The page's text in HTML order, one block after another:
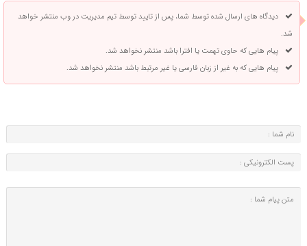
دیدگاه های ارسال شده توسط شما، پس از تایید توسط تیم مدیریت در وب منتشر خواهد
شد.
پیام هایی که حاوی تهمت یا افترا باشد منتشر نخواهد شد.
پیام هایی که به غیر از زبان فارسی یا غیر مرتبط باشد منتشر نخواهد شد.